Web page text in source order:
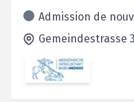
Admission de
Gemeindestrasse